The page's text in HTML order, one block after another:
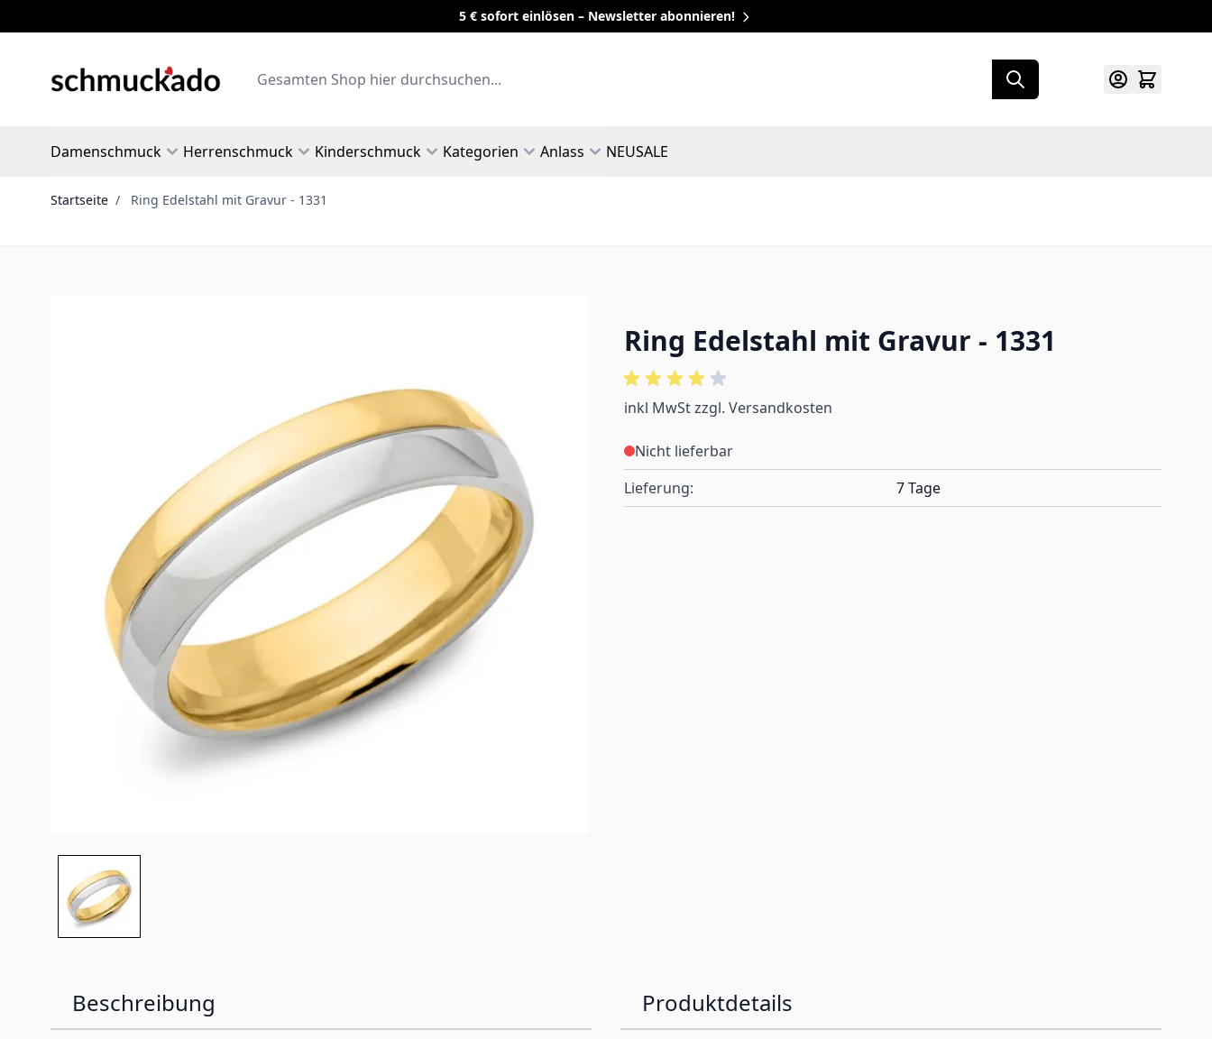
5 € sofort einlösen – Newsletter abonnieren!
Search
Damenschmuck Herrenschmuck Kinderschmuck Kategorien Anlass NEUSALE
Startseite / Ring Edelstahl mit Gravur - 1331
Ring Edelstahl mit Gravur - 1331
inkl MwSt zzgl. Versandkosten
Nicht lieferbar
Lieferung:
7 Tage
Beschreibung Produktdetails